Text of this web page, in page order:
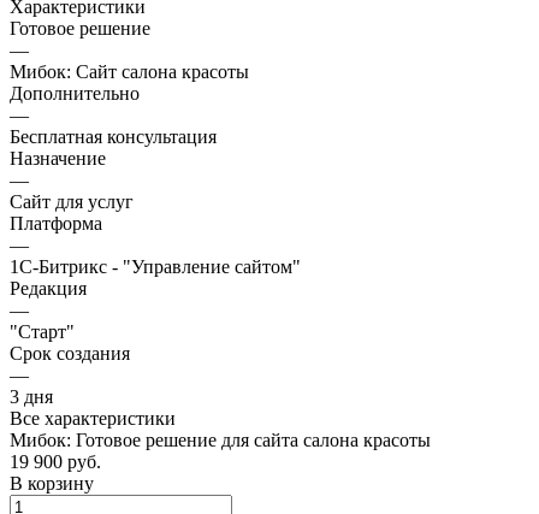
Характеристики
Готовое решение
—
Мибок: Сайт салона красоты
Дополнительно
—
Бесплатная консультация
Назначение
—
Сайт для услуг
Платформа
—
1С-Битрикс - "Управление сайтом"
Редакция
—
"Старт"
Срок создания
—
3 дня
Все характеристики
Мибок: Готовое решение для сайта салона красоты
19 900 руб.
В корзину